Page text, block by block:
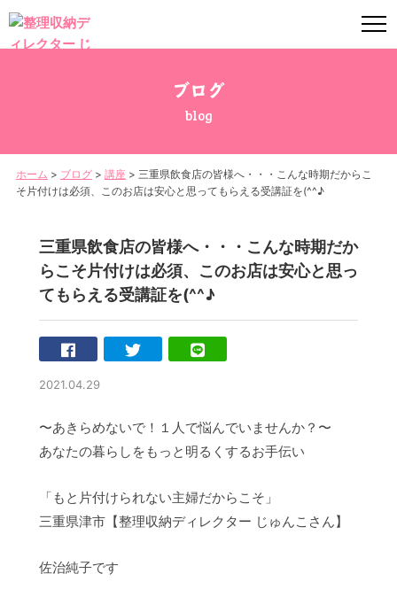
ブログ
blog
ホーム > ブログ> 講座 > 三重県飲食店の皆様へ・・・こんな時期だからこ
そ片付けは必須、このお店は安心と思ってもらえる受講証を(^^♪
三重県飲食店の皆様へ・・・こんな時期だか
らこそ片付けは必須、このお店は安心と思っ
てもらえる受講証を(^^♪
2021.04.29
〜あきらめないで！１人で悩んでいませんか？〜
あなたの暮らしをもっと明るくするお手伝い
「もと片付けられない主婦だからこそ」
三重県津市【整理収納ディレクター じゅんこさん】
佐治純子です